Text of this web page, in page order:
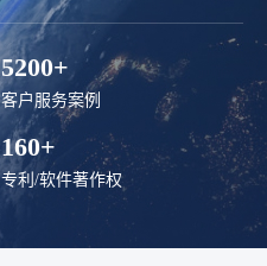
5200+
客户服务案例
160+
专利/软件著作权